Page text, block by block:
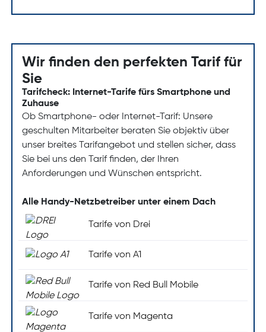
Wir finden den perfekten Tarif für
Sie
Tarifcheck: Internet-Tarife fürs Smartphone und
Zuhause
Ob Smartphone- oder Internet-Tarif: Unsere
geschulten Mitarbeiter beraten Sie objektiv über
unser breites Tarifangebot und stellen sicher, dass
Sie bei uns den Tarif finden, der Ihren
Anforderungen und Wünschen entspricht.
Alle Handy-Netzbetreiber unter einem Dach
Tarife von Drei
Tarife von A1
Tarife von Red Bull Mobile
Tarife von Magenta